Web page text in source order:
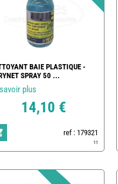
BAIE PLASTIQUE -
SPRAY 50 ...
plus
14,10 €
ref : 179321
11